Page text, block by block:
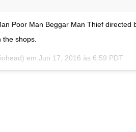
Poor Man Beggar Man Thief directed
the shops.
em Jun 17, 2016 às 6:59 PDT